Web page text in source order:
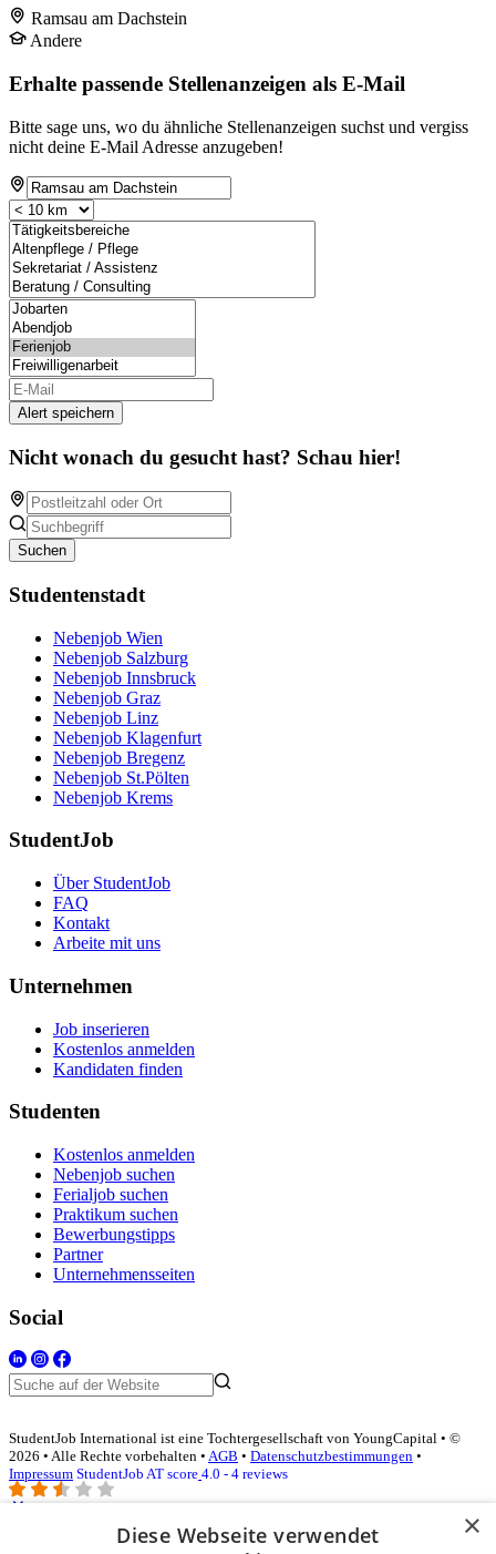
Ramsau am Dachstein
Andere
Erhalte passende Stellenanzeigen als E-Mail
Bitte sage uns, wo du ähnliche Stellenanzeigen suchst und vergiss
nicht deine E-Mail Adresse anzugeben!
Alert speichern
Nicht wonach du gesucht hast? Schau hier!
Suchen
Studentenstadt
Nebenjob Wien
Nebenjob Salzburg
Nebenjob Innsbruck
Nebenjob Graz
Nebenjob Linz
Nebenjob Klagenfurt
Nebenjob Bregenz
Nebenjob St.Pölten
Nebenjob Krems
StudentJob
Über StudentJob
FAQ
Kontakt
Arbeite mit uns
Unternehmen
Job inserieren
Kostenlos anmelden
Kandidaten finden
Studenten
Kostenlos anmelden
Nebenjob suchen
Ferialjob suchen
Praktikum suchen
Bewerbungstipps
Partner
Unternehmensseiten
Social
StudentJob International ist eine Tochtergesellschaft von YoungCapital • ©
2026 • Alle Rechte vorbehalten • AGB • Datenschutzbestimmungen •
Impressum StudentJob AT score 4.0 - 4 reviews
×
Diese Webseite verwendet